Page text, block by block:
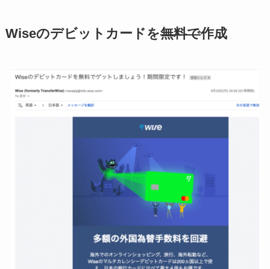
Wiseのデビットカードを無料で作成